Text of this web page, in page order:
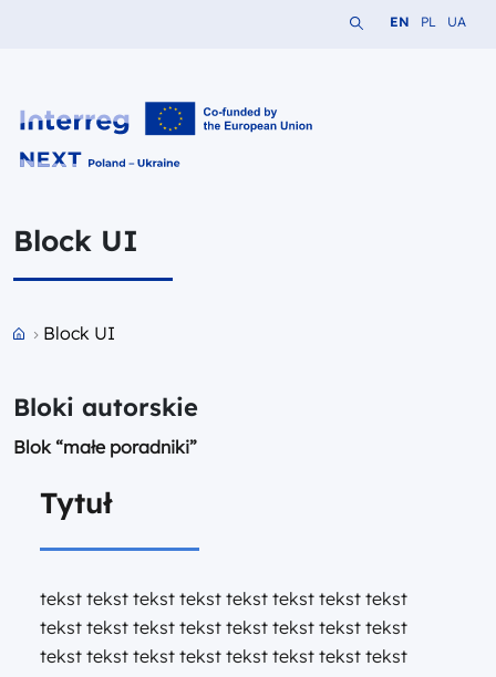
Search the website
Change
EN Change
PL UA
Block UI
Przejdź do strony głównej portalu
Block UI
Bloki autorskie
Blok “małe poradniki”
Tytuł
tekst tekst tekst tekst tekst tekst tekst tekst
tekst tekst tekst tekst tekst tekst tekst tekst
tekst tekst tekst tekst tekst tekst tekst tekst